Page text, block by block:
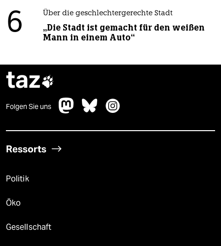
6 Über die geschlechtergerechte Stadt
„Die Stadt ist gemacht für den weißen
Mann in einem Auto“
taz
Folgen Sie uns
Ressorts
Politik
Öko
Gesellschaft